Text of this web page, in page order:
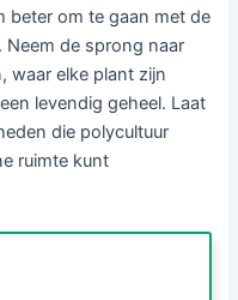
beter om te gaan met de
de sprong naar
waar elke plant zijn
levendig geheel. Laat
die polycultuur
ruimte kunt